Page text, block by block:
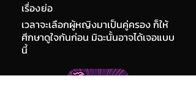
เรื่องย่อ
เวลาจะเลือกผู้หญิงมาเป็นคู่ครอง ก็ให้
ศึกษาดูใจกันก่อน มิฉะนั้นอาจได้เจอแบบ
นี้